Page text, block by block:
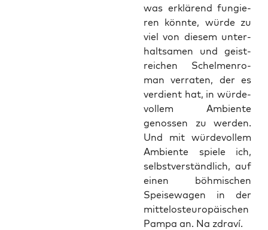
was erklä­rend fun­gie­
ren könn­te, wür­de zu
viel von die­sem unter­
halt­sa­men und geist­
rei­chen Schel­men­ro­
man ver­ra­ten, der es
ver­dient hat, in wür­de­
vol­lem Ambi­en­te
genos­sen zu wer­den.
Und mit wür­de­vol­lem
Ambi­en­te spie­le ich,
selbst­ver­ständ­lich, auf
einen böh­mi­schen
Spei­se­wa­gen in der
mit­tel­ost­eu­ro­päi­schen
Pam­pa an. Na zdraví.